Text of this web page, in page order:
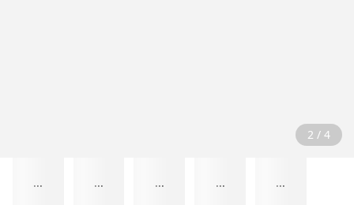
2 / 4
... ... ... ... ...